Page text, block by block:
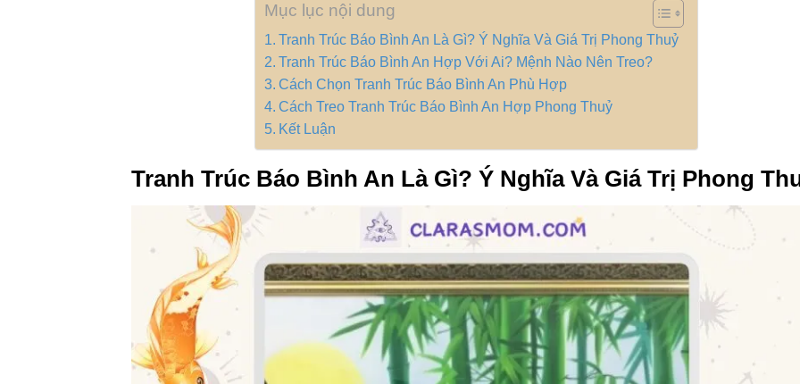
Mục lục nội dung
Tranh Trúc Báo Bình An Là Gì? Ý Nghĩa Và Giá Trị Phong Thuỷ
Tranh Trúc Báo Bình An Hợp Với Ai? Mệnh Nào Nên Treo?
Cách Chọn Tranh Trúc Báo Bình An Phù Hợp
Cách Treo Tranh Trúc Báo Bình An Hợp Phong Thuỷ
Kết Luận
Tranh Trúc Báo Bình An Là Gì? Ý Nghĩa Và Giá Trị Phong